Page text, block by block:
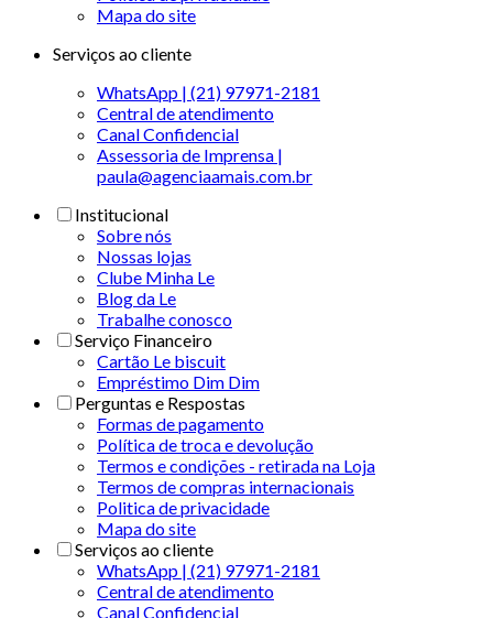
Mapa do site
Serviços ao cliente
WhatsApp | (21) 97971-2181
Central de atendimento
Canal Confidencial
Assessoria de Imprensa |
paula@agenciaamais.com.br
Institucional
Sobre nós
Nossas lojas
Clube Minha Le
Blog da Le
Trabalhe conosco
Serviço Financeiro
Cartão Le biscuit
Empréstimo Dim Dim
Perguntas e Respostas
Formas de pagamento
Política de troca e devolução
Termos e condições - retirada na Loja
Termos de compras internacionais
Politica de privacidade
Mapa do site
Serviços ao cliente
WhatsApp | (21) 97971-2181
Central de atendimento
Canal Confidencial